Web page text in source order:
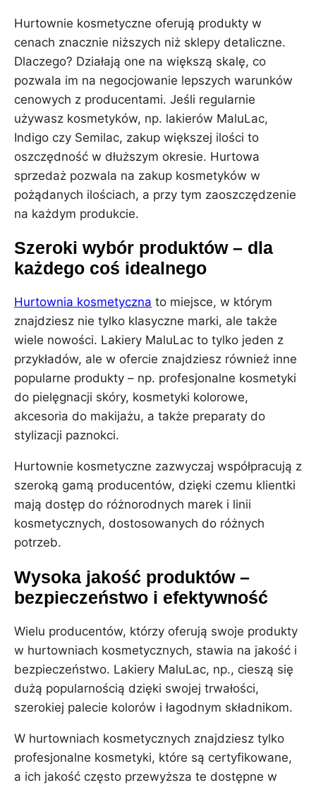
Hurtownie kosmetyczne oferują produkty w
cenach znacznie niższych niż sklepy detaliczne.
Dlaczego? Działają one na większą skalę, co
pozwala im na negocjowanie lepszych warunków
cenowych z producentami. Jeśli regularnie
używasz kosmetyków, np. lakierów MaluLac,
Indigo czy Semilac, zakup większej ilości to
oszczędność w dłuższym okresie. Hurtowa
sprzedaż pozwala na zakup kosmetyków w
pożądanych ilościach, a przy tym zaoszczędzenie
na każdym produkcie.
Szeroki wybór produktów – dla
każdego coś idealnego
Hurtownia kosmetyczna to miejsce, w którym
znajdziesz nie tylko klasyczne marki, ale także
wiele nowości. Lakiery MaluLac to tylko jeden z
przykładów, ale w ofercie znajdziesz również inne
popularne produkty – np. profesjonalne kosmetyki
do pielęgnacji skóry, kosmetyki kolorowe,
akcesoria do makijażu, a także preparaty do
stylizacji paznokci.
Hurtownie kosmetyczne zazwyczaj współpracują z
szeroką gamą producentów, dzięki czemu klientki
mają dostęp do różnorodnych marek i linii
kosmetycznych, dostosowanych do różnych
potrzeb.
Wysoka jakość produktów –
bezpieczeństwo i efektywność
Wielu producentów, którzy oferują swoje produkty
w hurtowniach kosmetycznych, stawia na jakość i
bezpieczeństwo. Lakiery MaluLac, np., cieszą się
dużą popularnością dzięki swojej trwałości,
szerokiej palecie kolorów i łagodnym składnikom.
W hurtowniach kosmetycznych znajdziesz tylko
profesjonalne kosmetyki, które są certyfikowane,
a ich jakość często przewyższa te dostępne w